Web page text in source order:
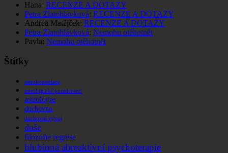
Hana: RECENZE A DOTAZY
Petra Zlatohlávková: RECENZE A DOTAZY
Andrea Matějček: RECENZE A DOTAZY
Petra Zlatohlávková: Nemohu otěhotnět
Pavla: Nemohu otěhotnět
Štítky
astrokonstelace
astrologické poradenství
astrologie
duchovno
duchovní vývoj
duše
filozofie regrese
hlubinná abreaktivní psychoterapie